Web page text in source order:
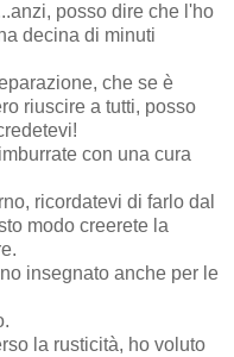
posso dire che l'ho
decina di minuti
che se è
riuscire a tutti, posso
con una cura
ricordatevi di farlo dal
modo creerete la
insegnato anche per le
la rusticità, ho voluto